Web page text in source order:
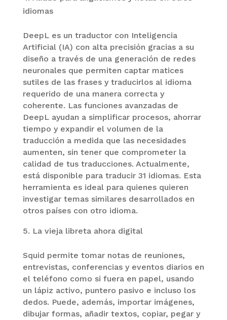
idiomas
DeepL es un traductor con Inteligencia
Artificial (IA) con alta precisión gracias a su
diseño a través de una generación de redes
neuronales que permiten captar matices
sutiles de las frases y traducirlos al idioma
requerido de una manera correcta y
coherente. Las funciones avanzadas de
DeepL ayudan a simplificar procesos, ahorrar
tiempo y expandir el volumen de la
traducción a medida que las necesidades
aumenten, sin tener que comprometer la
calidad de tus traducciones. Actualmente,
está disponible para traducir 31 idiomas. Esta
herramienta es ideal para quienes quieren
investigar temas similares desarrollados en
otros países con otro idioma.
La vieja libreta ahora digital
Squid permite tomar notas de reuniones,
entrevistas, conferencias y eventos diarios en
el teléfono como si fuera en papel, usando
un lápiz activo, puntero pasivo e incluso los
dedos. Puede, además, importar imágenes,
dibujar formas, añadir textos, copiar, pegar y